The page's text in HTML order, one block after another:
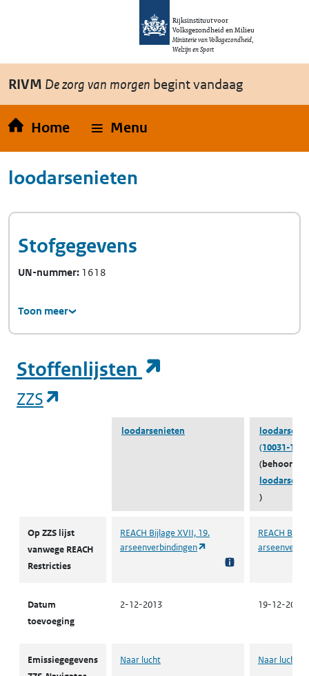
Overslaan en naar de inhoud gaan
Rijksinstituut voor
Volksgezondheid en Milieu
Ministerie van Volksgezondheid,
Welzijn en Sport
RIVM De zorg van morgen begint vandaag
Home Menu
loodarsenieten
Stofgegevens
UN-nummer 1618
Toon meer
Stoffenlijsten
ZZS
loodarsenieten
(10031-13-
(behoort
)
Op ZZS lijst
vanwege REACH
Restricties
REACH Bijlage XVII, 19.
arseenverbindingen
(opent in een nieuw
REACH
Datum
toevoeging
2-12-2013 19-12-2021
Emissiegegevens
Naar lucht Naar lucht